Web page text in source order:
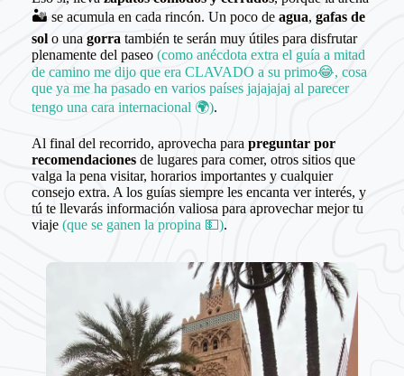
🏜️ se acumula en cada rincón. Un poco de agua, gafas de
sol o una gorra también te serán muy útiles para disfrutar
plenamente del paseo(como anécdota extra el guía a mitad
de camino me dijo que era CLAVADO a su primo😂, cosa
que ya me ha pasado en varios países jajajajaj al parecer
tengo una cara internacional 🌍).
Al final del recorrido, aprovecha para preguntar por
recomendacionesde lugares para comer, otros sitios que
valga la pena visitar, horarios importantes y cualquier
consejo extra. A los guías siempre les encanta ver interés, y
tú te llevarás información valiosa para aprovechar mejor tu
viaje (que se ganen la propina 💵).